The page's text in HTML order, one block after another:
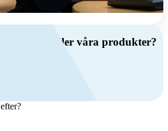
eller våra produkter?